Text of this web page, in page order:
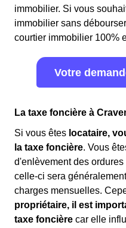
immobilier. Si vous
immobilier sans
courtier immobilier 100%
Votre
La taxe foncière à
Si vous êtes locataire,
la taxe foncière. Vous
d'enlèvement des
celle-ci sera
charges mensuelles.
propriétaire, il est
taxe foncière car elle